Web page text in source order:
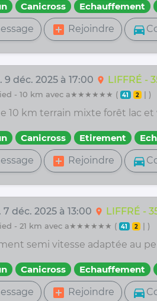
Canicross Echauffement
add_box Rejoindre directions_car
9 déc. 2025 à 17:00 location_on LIFFRÉ -
- 10 km avec a★★★★★★ ( 41 2 | )
10 km terrain mixte forêt lac et
Canicross Etirement
add_box Rejoindre directions_car
déc. 2025 à 13:00 location_on LIFFRÉ -
- 21 km avec a★★★★★★ ( 41 2 | )
semi vitesse adaptée au
Canicross Echauffement
add_box Rejoindre directions_car